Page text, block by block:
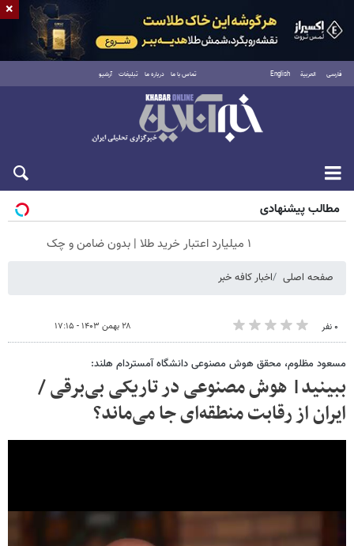
فارسی العربية English تماس با ما درباره ما تبلیغات آرشیو
شنبه ۱۷ مرداد ۱۴۰۵
مطالب پیشنهادی
۱ میلیارد اعتبار خرید طلا | بدون ضامن و چک
صفحه اصلی اخبار کافه خبر
۰ نفر ۲۸ بهمن ۱۴۰۳ - ۱۷:۱۵
مسعود مظلوم، محقق هوش مصنوعی دانشگاه آمستردام هلند:
ببینید| هوش مصنوعی در تاریکی بی‌برقی /
ایران از رقابت منطقه‌ای جا می‌ماند؟
×